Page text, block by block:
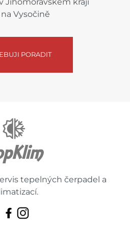
na Vysočině
PORADIT
tepelných čerpadel a